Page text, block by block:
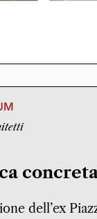
dell’ex